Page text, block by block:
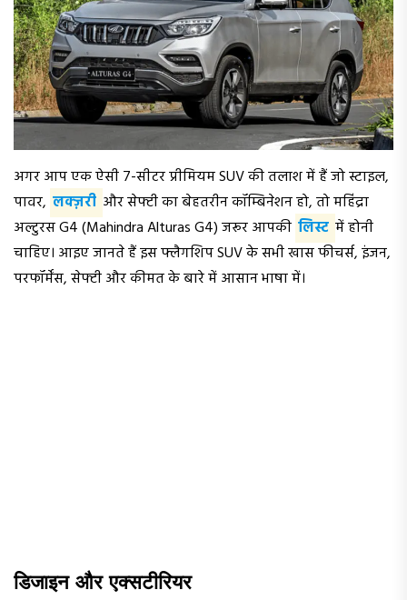
अगर आप एक ऐसी 7-सीटर प्रीमियम SUV की तलाश में हैं जो स्टाइल,
पावर, लक्ज़री और सेफ्टी का बेहतरीन कॉम्बिनेशन हो, तो महिंद्रा
अल्टुरस G4 (Mahindra Alturas G4) जरूर आपकी लिस्ट में होनी
चाहिए। आइए जानते हैं इस फ्लैगशिप SUV के सभी खास फीचर्स, इंजन,
परफॉर्मेंस, सेफ्टी और कीमत के बारे में आसान भाषा में।
डिजाइन और एक्सटीरियर